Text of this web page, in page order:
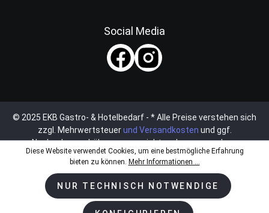
Social Media
© 2025 EKB Gastro- & Hotelbedarf - * Alle Preise verstehen sich
zzgl. Mehrwertsteuerund Versandkosten und ggf.
Nachnahmegebühren, wenn nicht anders angegeben.
Diese Website verwendet Cookies, um eine bestmögliche Erfahrung
bieten zu können. Mehr Informationen ...
NUR TECHNISCH NOTWENDIGE